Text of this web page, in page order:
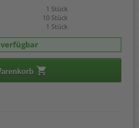
1 Stück
10 Stück
1 Stück